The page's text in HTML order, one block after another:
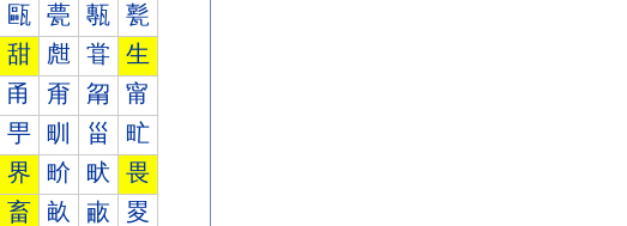
甌 甍 甎 甏
甜 甝 甞 生
甬 甭 甮 甯
甼 甽 甾 甿
界 畍 畎 畏
畜 畝 畞 畟